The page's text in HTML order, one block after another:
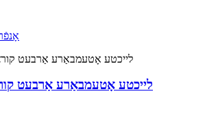
לייכטע אָטעמבאַרע אַרבעט